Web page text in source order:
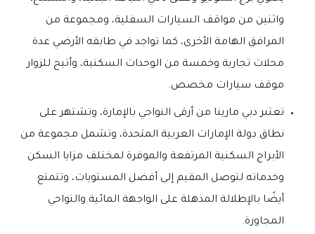
واثنين من مواقف السيارات السفلية، ومجموعة من
المرافق الهامة الأخرى، كما تواجد في طابقه الأرضي عدة
محلات تجارية وخمسة من الوحدات السكنية، وأتيح للزوار
موقف سيارات مخصص.
تعتبر دبي مارينا من أرقى النواحي بالإمارة، وتشتهر على
نطاق دولة الإمارات العربية المتحدة، وتشمل مجموعة من
الأبراج السكنية المرتفعة والموفرة لمختلف مزايا السكن
وخدماته لتوصل المقيم إلى أفضل المستويات، وتتمتع
أيضًا بالإطلالة المذهلة على الواجهة المائية والنواحي
المجاورة.